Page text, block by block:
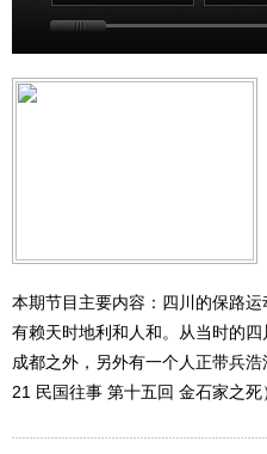
本期节目主要内容：四川的保路
有赖天时地利和人和。从当时的
成都之外，另外有一个人正带兵
21 民国往事 第十五回 金石家之死